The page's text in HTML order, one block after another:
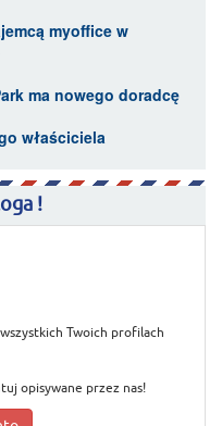
myoffice w
ma nowego doradcę
właściciela
!
Twoich profilach
opisywane przez nas!